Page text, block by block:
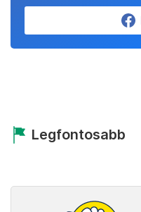
Legfontosabb